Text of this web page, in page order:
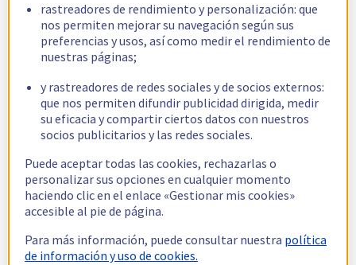
rastreadores de rendimiento y personalización: que
nos permiten mejorar su navegación según sus
preferencias y usos, así como medir el rendimiento de
nuestras páginas;
y rastreadores de redes sociales y de socios externos:
que nos permiten difundir publicidad dirigida, medir
su eficacia y compartir ciertos datos con nuestros
socios publicitarios y las redes sociales.
Puede aceptar todas las cookies, rechazarlas o
personalizar sus opciones en cualquier momento
haciendo clic en el enlace «Gestionar mis cookies»
accesible al pie de página.
Para más información, puede consultar nuestra política
de información y uso de cookies.